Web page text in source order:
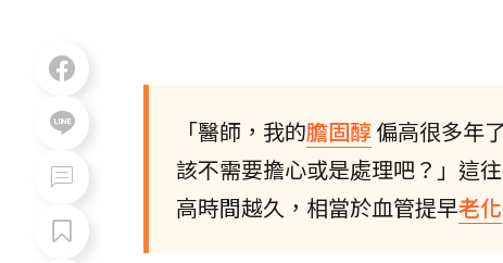
「醫師，我的膽固醇偏高很多年
該不需要擔心或是處理吧？」這
高時間越久，相當於血管提早老化